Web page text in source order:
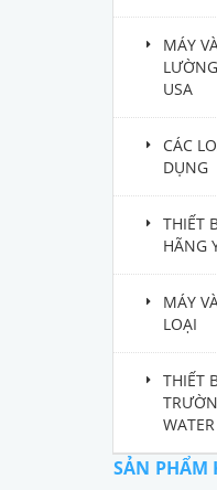
MÁY
USA
CÁC
DỤNG
THIẾT
HÃNG
MÁY
LOẠI
THIẾT
WATER
SẢN PHẨM